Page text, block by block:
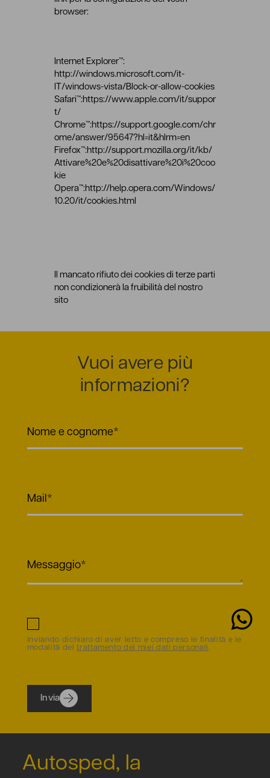
browser:
Internet Explorer™:
http://windows.microsoft.com/it-
IT/windows-vista/Block-or-allow-cookies
Safari™:https://www.apple.com/it/suppor
t/
Chrome™:https://support.google.com/chr
ome/answer/95647?hl=it&hlrm=en
Firefox™:http://support.mozilla.org/it/kb/
Attivare%20e%20disattivare%20i%20coo
kie
Opera™:http://help.opera.com/Windows/
10.20/it/cookies.html
Il mancato rifiuto dei cookies di terze parti
non condizionerà la fruibilità del nostro
sito
Vuoi avere più
informazioni?
Inviando dichiaro di aver letto e compreso le finalità e le
modalità deltrattamento dei miei dati personali.
Invia
Autosped, la